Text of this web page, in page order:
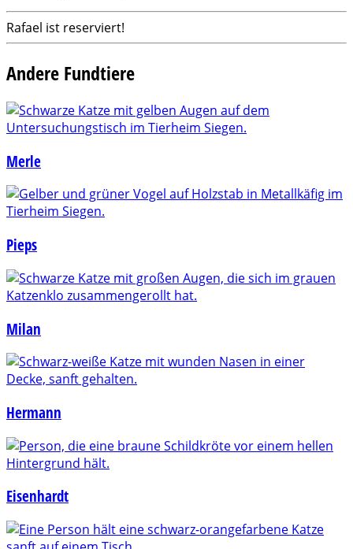
Rafael ist reserviert!
Andere Fundtiere
Merle
Pieps
Milan
Hermann
Eisenhardt